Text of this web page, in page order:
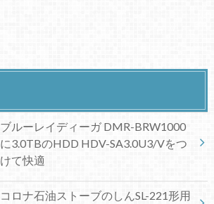
ブルーレイディーガ DMR-BRW1000
に3.0TBのHDD HDV-SA3.0U3/Vをつ
けて快適
コロナ石油ストーブのしんSL-221形用